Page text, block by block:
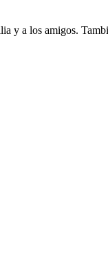
y a los amigos.